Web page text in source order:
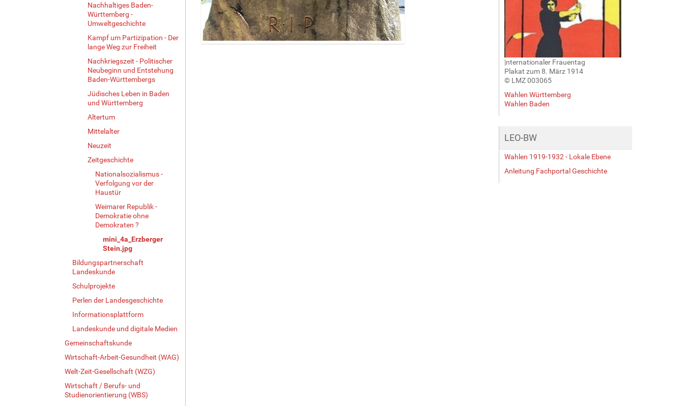
Nachhaltiges Baden-
Württemberg -
Umweltgeschichte
Kampf um Partizipation - Der
lange Weg zur Freiheit
Nachkriegszeit - Politischer
Neubeginn und Entstehung
Baden-Württembergs
Jüdisches Leben in Baden
und Württemberg
Altertum
Mittelalter
Neuzeit
Zeitgeschichte
Nationalsozialismus -
Verfolgung vor der
Haustür
Weimarer Republik -
Demokratie ohne
Demokraten ?
mini_4a_Erzberger
Stein.jpg
Bildungspartnerschaft
Landeskunde
Schulprojekte
Perlen der Landesgeschichte
Informationsplattform
Landeskunde und digitale Medien
Gemeinschaftskunde
Wirtschaft-Arbeit-Gesundheit (WAG)
Welt-Zeit-Gesellschaft (WZG)
Wirtschaft / Berufs- und
Studienorientierung (WBS)
|nternationaler Frauentag
Plakat zum 8. März 1914
© LMZ 003065
Wahlen Württemberg
Wahlen Baden
LEO-BW
Wahlen 1919-1932 - Lokale Ebene
Anleitung Fachportal Geschichte